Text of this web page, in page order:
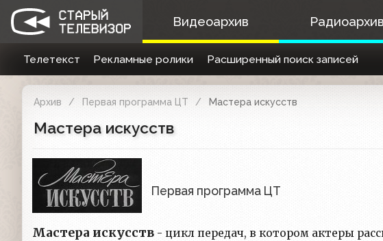
Видеоархив Радиоархив
Телетекст Рекламные ролики Расширенный поиск записей
Архив Первая программа ЦТ Мастера искусств
Мастера искусств
Первая программа ЦТ
Мастера искусств - цикл передач, в котором актеры